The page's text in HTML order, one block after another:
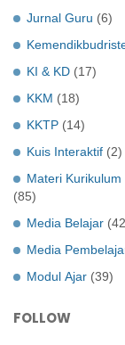
Jurnal Guru (6)
KI & KD (17)
KKM (18)
KKTP (14)
Kuis Interaktif (2)
Materi Kurikulum
(85)
Media Belajar
Media
Modul Ajar (39)
FOLLOW